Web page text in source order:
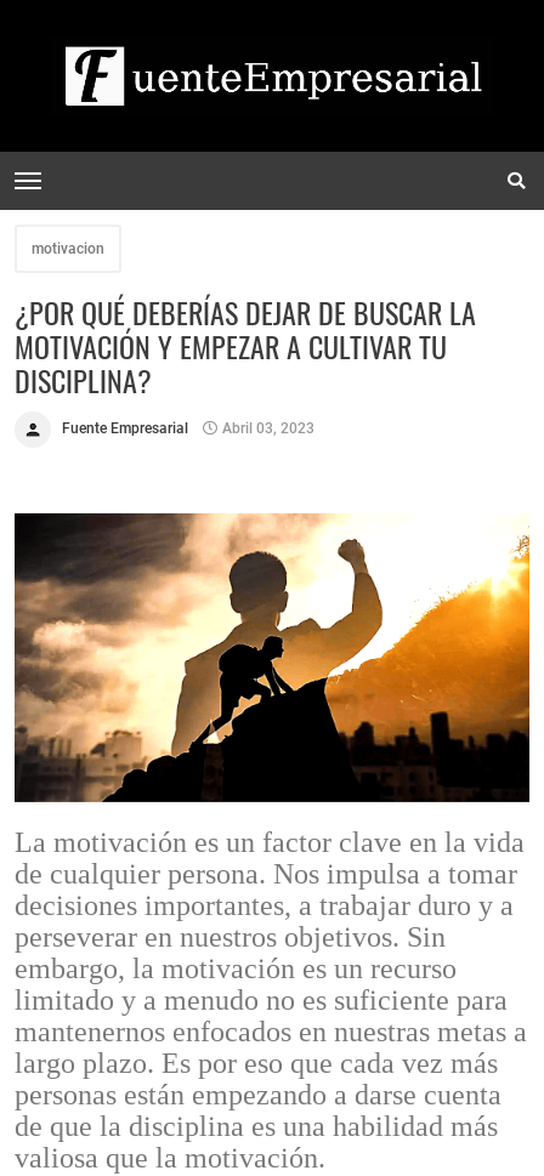
motivacion
¿POR QUÉ DEBERÍAS DEJAR DE BUSCAR LA
MOTIVACIÓN Y EMPEZAR A CULTIVAR TU
DISCIPLINA?
Fuente Empresarial Abril 03, 2023
La motivación es un factor clave en la vida
de cualquier persona. Nos impulsa a tomar
decisiones importantes, a trabajar duro y a
perseverar en nuestros objetivos. Sin
embargo, la motivación es un recurso
limitado y a menudo no es suficiente para
mantenernos enfocados en nuestras metas a
largo plazo. Es por eso que cada vez más
personas están empezando a darse cuenta
de que la disciplina es una habilidad más
valiosa que la motivación.